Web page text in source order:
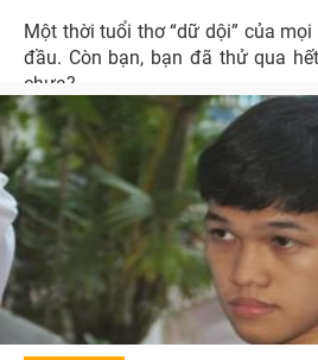
Một thời tuổi thơ “dữ dội” của
đầu. Còn bạn, bạn đã thử qua
chưa?